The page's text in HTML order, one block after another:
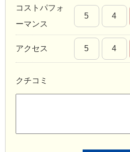
コストパフォ
ーマンス
5 4
アクセス 5 4
クチコミ